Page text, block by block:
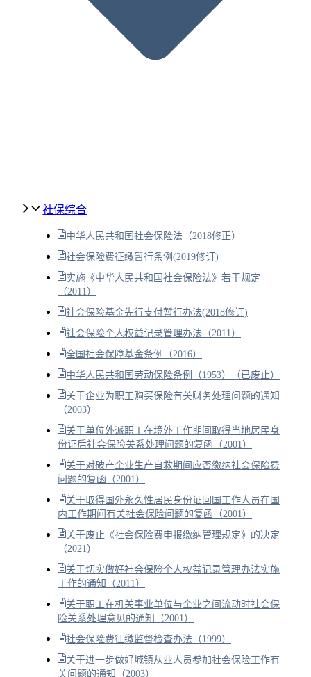
社保综合
中华人民共和国社会保险法（2018修正）
社会保险费征缴暂行条例(2019修订)
实施《中华人民共和国社会保险法》若干规定
（2011）
社会保险基金先行支付暂行办法(2018修订)
社会保险个人权益记录管理办法（2011）
全国社会保障基金条例（2016）
中华人民共和国劳动保险条例（1953）（已废止）
关于企业为职工购买保险有关财务处理问题的通知
（2003）
关于单位外派职工在境外工作期间取得当地居民身
份证后社会保险关系处理问题的复函（2001）
关于对破产企业生产自救期间应否缴纳社会保险费
问题的复函（2001）
关于取得国外永久性居民身份证回国工作人员在国
内工作期间有关社会保险问题的复函（2001）
关于废止《社会保险费申报缴纳管理规定》的决定
（2021）
关于切实做好社会保险个人权益记录管理办法实施
工作的通知（2011）
关于职工在机关事业单位与企业之间流动时社会保
险关系处理意见的通知（2001）
社会保险费征缴监督检查办法（1999）
关于进一步做好城镇从业人员参加社会保险工作有
关问题的通知（2003）